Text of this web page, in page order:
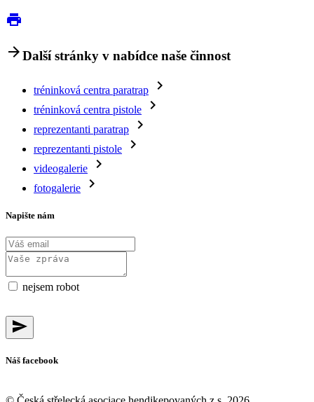
print
arrow_forwardDalší stránky v nabídce naše činnost
tréninková centra paratrap navigate_next
tréninková centra pistole navigate_next
reprezentanti paratrap navigate_next
reprezentanti pistole navigate_next
videogalerie navigate_next
fotogalerie navigate_next
Napište nám
nejsem robot
send
Náš facebook